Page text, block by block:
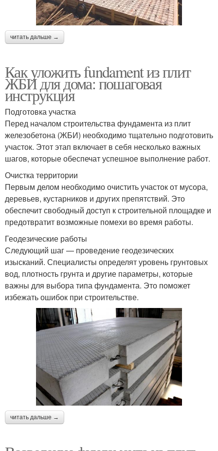
читать дальше →
Как уложить fundament из плит
ЖБИ для дома: пошаговая
инструкция
Подготовка участка
Перед началом строительства фундамента из плит
железобетона (ЖБИ) необходимо тщательно подготовить
участок. Этот этап включает в себя несколько важных
шагов, которые обеспечат успешное выполнение работ.
Очистка территории
Первым делом необходимо очистить участок от мусора,
деревьев, кустарников и других препятствий. Это
обеспечит свободный доступ к строительной площадке и
предотвратит возможные помехи во время работы.
Геодезические работы
Следующий шаг — проведение геодезических
изысканий. Специалисты определят уровень грунтовых
вод, плотность грунта и другие параметры, которые
важны для выбора типа фундамента. Это поможет
избежать ошибок при строительстве.
читать дальше →